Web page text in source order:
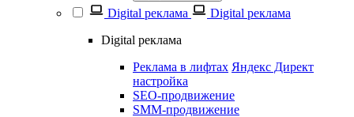
Digital реклама
Digital реклама
Digital реклама
Реклама в лифтах Яндекс Директ
настройка
SEO-продвижение
SММ-продвижение